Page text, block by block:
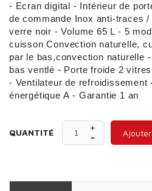
- Ecran digital - Intérieur de
de commande Inox anti-traces
verre noir - Volume 65 L - 5
cuisson Convection naturelle,
par le bas,convection naturelle
bas ventlé - Porte froide 2
- Ventilateur de
énergétique A - Garantie 1 an
QUANTITÉ